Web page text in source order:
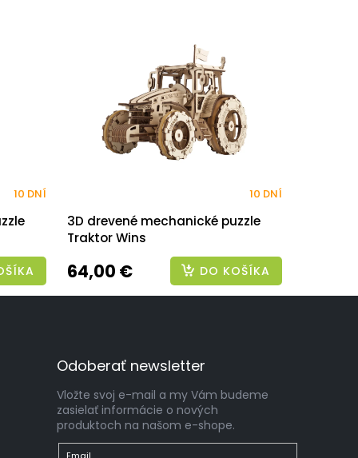
10 DNÍ
3D drevené mechanické puzzle
Traktor Wins
10 DNÍ
64,00 € DO KOŠÍKA
Odoberať newsletter
Vložte svoj e-mail a my Vám budeme
zasielať informácie o nových
produktoch na našom e-shope.
Email